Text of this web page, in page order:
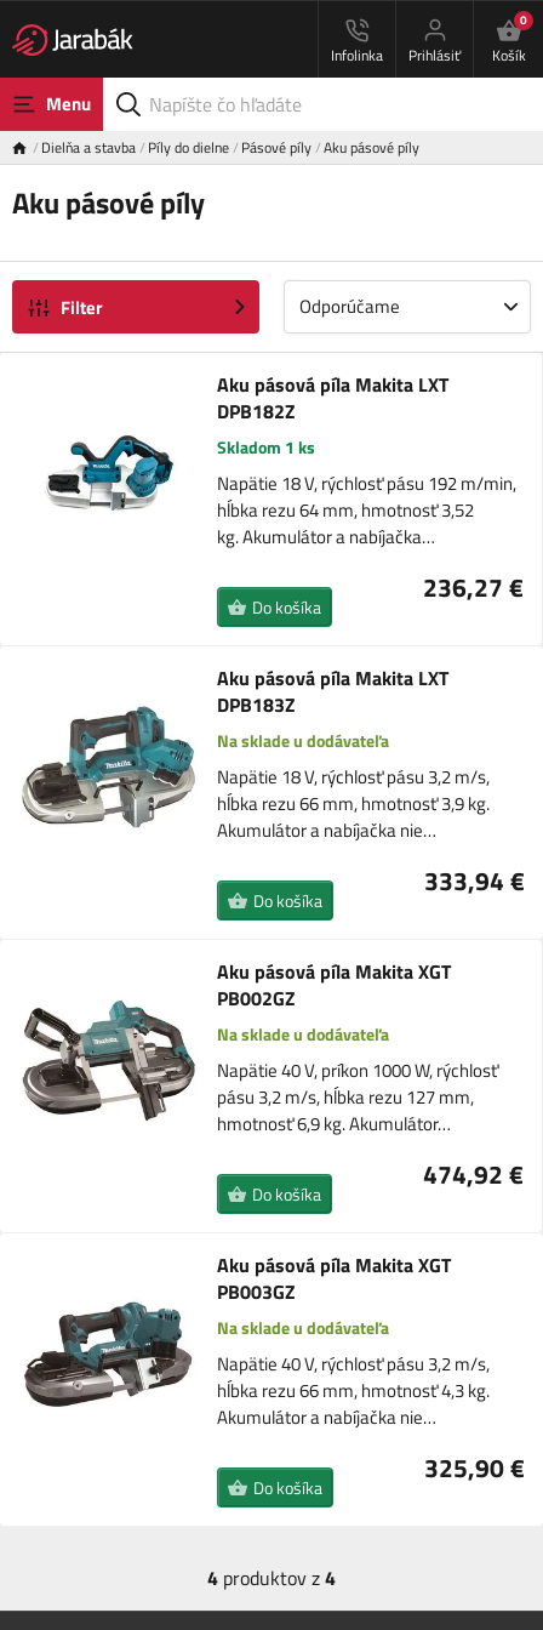
Infolinka Prihlásiť
0
Košík
Menu
Dielňa a stavba Píly do dielne Pásové píly Aku pásové píly
Aku pásové píly
Filter Odporúčame
Aku pásová píla Makita LXT
DPB182Z
Skladom 1 ks
Napätie 18 V, rýchlosť pásu 192 m/min,
hĺbka rezu 64 mm, hmotnosť 3,52
kg. Akumulátor a nabíjačka…
236,27 €
Do košíka
Aku pásová píla Makita LXT
DPB183Z
Na sklade u dodávateľa
Napätie 18 V, rýchlosť pásu 3,2 m/s,
hĺbka rezu 66 mm, hmotnosť 3,9 kg.
Akumulátor a nabíjačka nie…
333,94 €
Do košíka
Aku pásová píla Makita XGT
PB002GZ
Na sklade u dodávateľa
Napätie 40 V, príkon 1000 W, rýchlosť
pásu 3,2 m/s, hĺbka rezu 127 mm,
hmotnosť 6,9 kg. Akumulátor…
474,92 €
Do košíka
Aku pásová píla Makita XGT
PB003GZ
Na sklade u dodávateľa
Napätie 40 V, rýchlosť pásu 3,2 m/s,
hĺbka rezu 66 mm, hmotnosť 4,3 kg.
Akumulátor a nabíjačka nie…
325,90 €
Do košíka
4 produktov z4